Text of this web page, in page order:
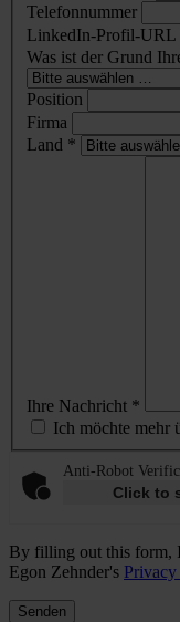
Telefonnummer
LinkedIn-Profil-URL
Was ist der Grund
Position
Firma
Land *
Ihre Nachricht *
Ich möchte mehr
Anti-Robot
Click to
By filling out this form,
Egon Zehnder's
Senden